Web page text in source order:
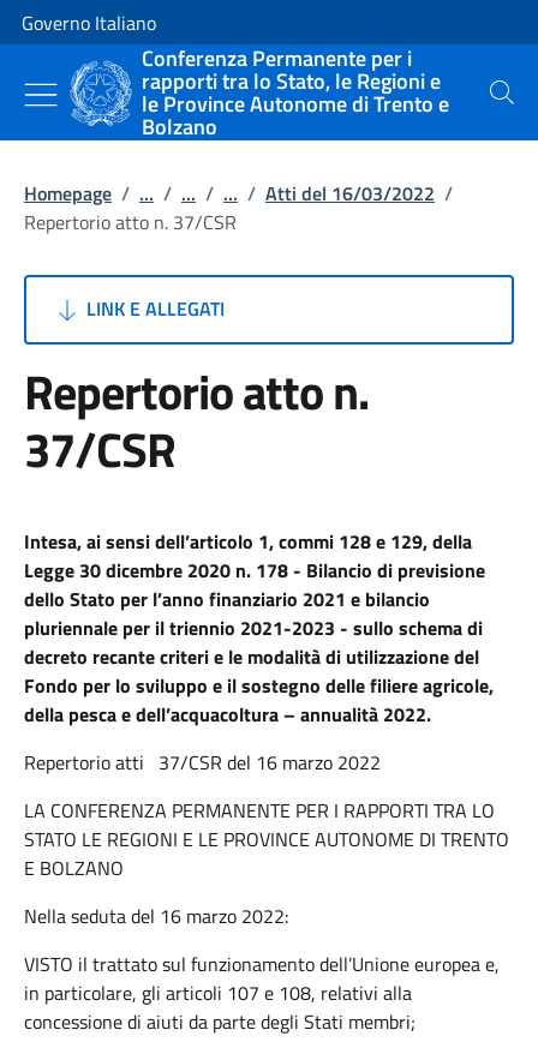
Vai al contenuto
Vai alla navigazione del sito
Governo Italiano
Conferenza Permanente per i
rapporti tra lo Stato, le Regioni e
le Province Autonome di Trento e
Bolzano
Cerca
Homepage / ... / ... / ... / Atti del 16/03/2022 /
Repertorio atto n. 37/CSR
LINK E ALLEGATI
Repertorio atto n.
37/CSR
Intesa, ai sensi dell’articolo 1, commi 128 e 129, della
Legge 30 dicembre 2020 n. 178 - Bilancio di previsione
dello Stato per l’anno finanziario 2021 e bilancio
pluriennale per il triennio 2021-2023 - sullo schema di
decreto recante criteri e le modalità di utilizzazione del
Fondo per lo sviluppo e il sostegno delle filiere agricole,
della pesca e dell’acquacoltura – annualità 2022.
Repertorio atti 37/CSR del 16 marzo 2022
LA CONFERENZA PERMANENTE PER I RAPPORTI TRA LO
STATO LE REGIONI E LE PROVINCE AUTONOME DI TRENTO
E BOLZANO
Nella seduta del 16 marzo 2022:
VISTO il trattato sul funzionamento dell’Unione europea e,
in particolare, gli articoli 107 e 108, relativi alla
concessione di aiuti da parte degli Stati membri;